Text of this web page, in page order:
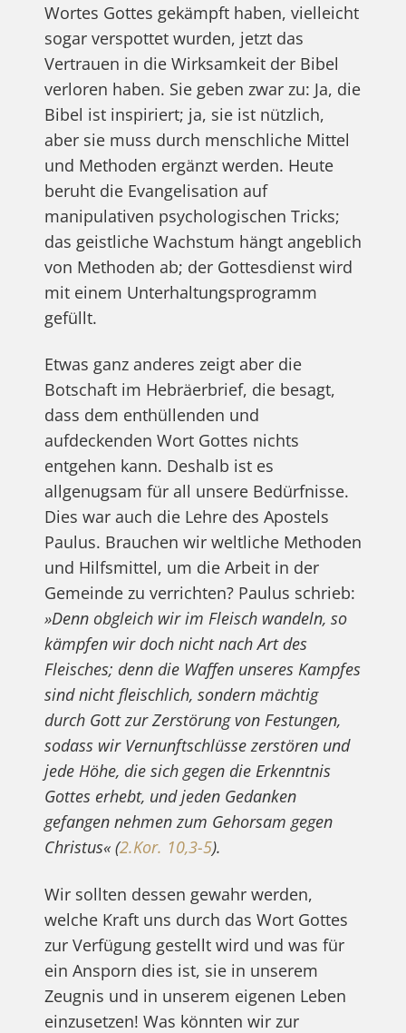
Wortes Gottes gekämpft haben, vielleicht
sogar verspottet wurden, jetzt das
Vertrauen in die Wirksamkeit der Bibel
verloren haben. Sie geben zwar zu: Ja, die
Bibel ist inspiriert; ja, sie ist nützlich,
aber sie muss durch menschliche Mittel
und Methoden ergänzt werden. Heute
beruht die Evangelisation auf
manipulativen psychologischen Tricks;
das geistliche Wachstum hängt angeblich
von Methoden ab; der Gottesdienst wird
mit einem Unterhaltungsprogramm
gefüllt.
Etwas ganz anderes zeigt aber die
Botschaft im Hebräerbrief, die besagt,
dass dem enthüllenden und
aufdeckenden Wort Gottes nichts
entgehen kann. Deshalb ist es
allgenugsam für all unsere Bedürfnisse.
Dies war auch die Lehre des Apostels
Paulus. Brauchen wir weltliche Methoden
und Hilfsmittel, um die Arbeit in der
Gemeinde zu verrichten? Paulus schrieb:
»Denn obgleich wir im Fleisch wandeln, so
kämpfen wir doch nicht nach Art des
Fleisches; denn die Waffen unseres Kampfes
sind nicht fleischlich, sondern mächtig
durch Gott zur Zerstörung von Festungen,
sodass wir Vernunftschlüsse zerstören und
jede Höhe, die sich gegen die Erkenntnis
Gottes erhebt, und jeden Gedanken
gefangen nehmen zum Gehorsam gegen
Christus« (2.Kor. 10,3-5).
Wir sollten dessen gewahr werden,
welche Kraft uns durch das Wort Gottes
zur Verfügung gestellt wird und was für
ein Ansporn dies ist, sie in unserem
Zeugnis und in unserem eigenen Leben
einzusetzen! Was könnten wir zur